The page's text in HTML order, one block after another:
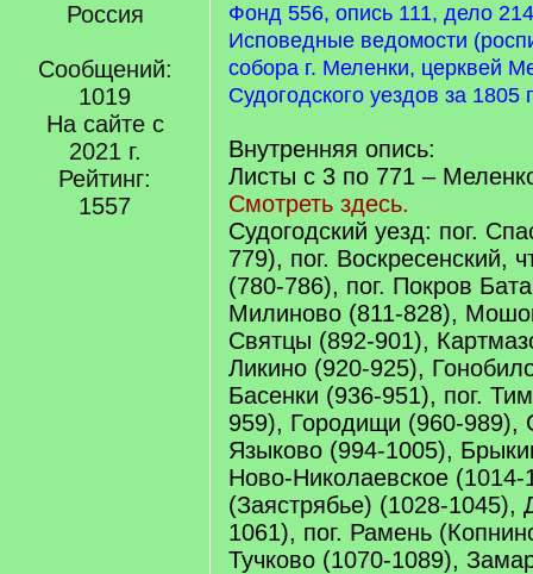
Россия
Сообщений:
1019
На сайте с
2021 г.
Рейтинг:
1557
Фонд 556, опись 111, дело
Исповедные ведомости
собора г. Меленки, церквей
Судогодского уездов за 1805
Внутренняя опись:
Листы с 3 по 771 –
Смотреть здесь.
Судогодский уезд: пог.
779), пог. Воскресенский,
(780-786), пог. Покров
Милиново (811-828),
Святцы (892-901),
Ликино (920-925),
Басенки (936-951), пог.
959), Городищи (960-989),
Языково (994-1005),
Ново-Николаевское (1014-
(Заястрябье) (1028-1045),
1061), пог. Рамень
Тучково (1070-1089),